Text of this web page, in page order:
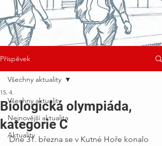
Příspěvek
Všechny aktuality
Nejnovější aktualita
Aktuality
Všechny aktuality
Biologická olympiáda,
kategorie C
15. 4.
Dne 31. března se v Kutné Hoře konalo